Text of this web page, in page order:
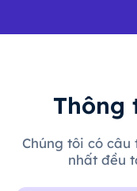
Thông
Chúng tôi có
nhất đều